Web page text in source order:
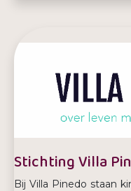
Telefoonnummer:
085-1304658
Stichting Villa
Bij Villa Pinedo staan